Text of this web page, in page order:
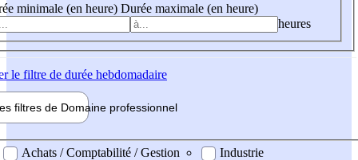
minimale (en heure) Durée maximale (en heure)
heures
le filtre de durée hebdomadaire
filtres de Domaine professionnel
professionel
Achats / Comptabilité / Gestion
Industrie